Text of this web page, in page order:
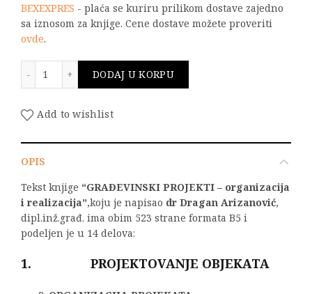
BEXEXPRES - plaća se kuriru prilikom dostave zajedno
sa iznosom za knjige. Cene dostave možete proveriti
ovde.
DODAJ U KORPU
Add to wishlist
OPIS
Tekst knjige “GRAĐEVINSKI PROJEKTI – organizacija
i realizacija”,koju je napisao dr Dragan Arizanović,
dipl.inž.građ. ima obim 523 strane formata B5 i
podeljen je u 14 delova:
1. PROJEKTOVANJE OBJEKATA